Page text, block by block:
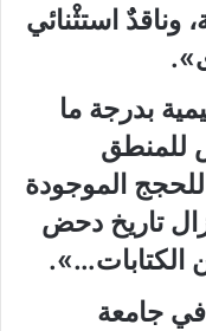
استثْنائي
بدرجة ما
للمنطق
للحجج الموجودة
تاريخ دحض
الكتابات…».
جامعة